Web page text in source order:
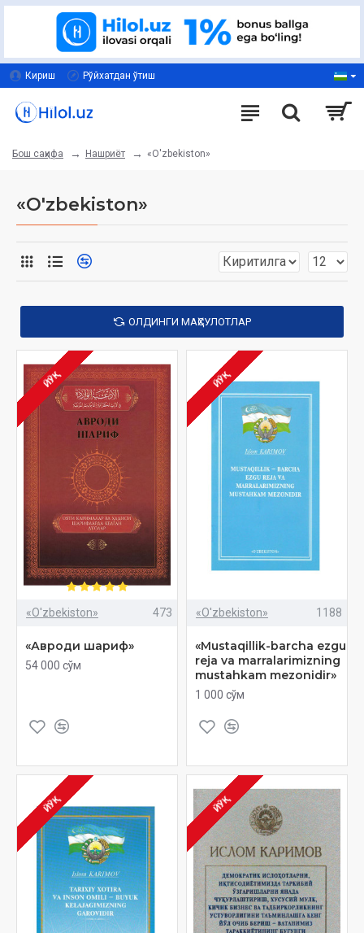
Кириш Рўйхатдан ўтиш
Бош саҳифа Нашриёт «O'zbekiston»
«O'zbekiston»
ОЛДИНГИ МАҲСУЛОТЛАР
ЙЎҚ
«O'zbekiston» 473
«Авроди шариф»
54 000 сўм
ЙЎҚ
«O'zbekiston» 1188
«Mustaqillik-barcha ezgu
reja va marralarimizning
mustahkam mezonidir»
1 000 сўм
ЙЎҚ ЙЎҚ